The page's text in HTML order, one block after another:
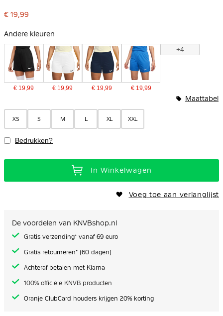
begin
de
gallerij
€ 19,99
Andere kleuren
€ 19,99 € 19,99 € 19,99 € 19,99
+4
XS S M L XL XXL
Maattabel
Bedrukken?
In Winkelwagen
Voeg toe aan verlanglijst
De voordelen van KNVBshop.nl
Gratis verzending* vanaf 69 euro
Gratis retourneren* (60 dagen)
Achteraf betalen met Klarna
100% officiële KNVB producten
Oranje ClubCard houders krijgen 20% korting